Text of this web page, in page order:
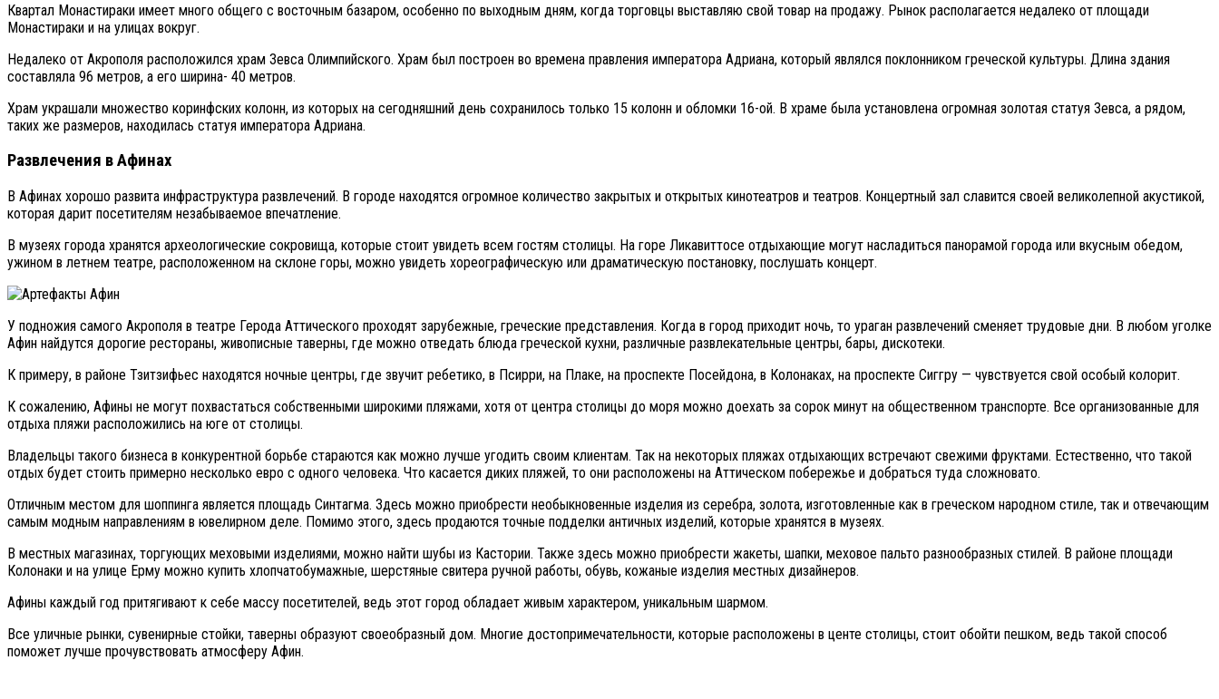
Квартал Монастираки имеет много общего с восточным базаром, особенно по выходным дням, когда торговцы выставляю свой товар на продажу. Рынок располагается недалеко от площади
Монастираки и на улицах вокруг.
Недалеко от Акрополя расположился храм Зевса Олимпийского. Храм был построен во времена правления императора Адриана, который являлся поклонником греческой культуры. Длина здания
составляла 96 метров, а его ширина- 40 метров.
Храм украшали множество коринфских колонн, из которых на сегодняшний день сохранилось только 15 колонн и обломки 16-ой. В храме была установлена огромная золотая статуя Зевса, а рядом,
таких же размеров, находилась статуя императора Адриана.
Развлечения в Афинах
В Афинах хорошо развита инфраструктура развлечений. В городе находятся огромное количество закрытых и открытых кинотеатров и театров. Концертный зал славится своей великолепной акустикой,
которая дарит посетителям незабываемое впечатление.
В музеях города хранятся археологические сокровища, которые стоит увидеть всем гостям столицы. На горе Ликавиттосе отдыхающие могут насладиться панорамой города или вкусным обедом,
ужином в летнем театре, расположенном на склоне горы, можно увидеть хореографическую или драматическую постановку, послушать концерт.
У подножия самого Акрополя в театре Герода Аттического проходят зарубежные, греческие представления. Когда в город приходит ночь, то ураган развлечений сменяет трудовые дни. В любом уголке
Афин найдутся дорогие рестораны, живописные таверны, где можно отведать блюда греческой кухни, различные развлекательные центры, бары, дискотеки.
К примеру, в районе Тзитзифьес находятся ночные центры, где звучит ребетико, в Псирри, на Плаке, на проспекте Посейдона, в Колонаках, на проспекте Сиггру — чувствуется свой особый колорит.
К сожалению, Афины не могут похвастаться собственными широкими пляжами, хотя от центра столицы до моря можно доехать за сорок минут на общественном транспорте. Все организованные для
отдыха пляжи расположились на юге от столицы.
Владельцы такого бизнеса в конкурентной борьбе стараются как можно лучше угодить своим клиентам. Так на некоторых пляжах отдыхающих встречают свежими фруктами. Естественно, что такой
отдых будет стоить примерно несколько евро с одного человека. Что касается диких пляжей, то они расположены на Аттическом побережье и добраться туда сложновато.
Отличным местом для шоппинга является площадь Синтагма. Здесь можно приобрести необыкновенные изделия из серебра, золота, изготовленные как в греческом народном стиле, так и отвечающим
самым модным направлениям в ювелирном деле. Помимо этого, здесь продаются точные подделки античных изделий, которые хранятся в музеях.
В местных магазинах, торгующих меховыми изделиями, можно найти шубы из Кастории. Также здесь можно приобрести жакеты, шапки, меховое пальто разнообразных стилей. В районе площади
Колонаки и на улице Ерму можно купить хлопчатобумажные, шерстяные свитера ручной работы, обувь, кожаные изделия местных дизайнеров.
Афины каждый год притягивают к себе массу посетителей, ведь этот город обладает живым характером, уникальным шармом.
Все уличные рынки, сувенирные стойки, таверны образуют своеобразный дом. Многие достопримечательности, которые расположены в центе столицы, стоит обойти пешком, ведь такой способ
поможет лучше прочувствовать атмосферу Афин.